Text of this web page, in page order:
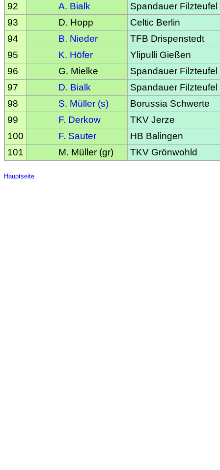
92
A. Bialk
Spandauer Filzteufel
93
D. Hopp
Celtic Berlin
94
B. Nieder
TFB Drispenstedt
95
K. Höfer
Ylipulli Gießen
96
G. Mielke
Spandauer Filzteufel
97
D. Bialk
Spandauer Filzteufel
98
S. Müller (s)
Borussia Schwerte
99
F. Derkow
TKV Jerze
100
F. Sauter
HB Balingen
101
M. Müller (gr) TKV Grönwohld
Hauptseite